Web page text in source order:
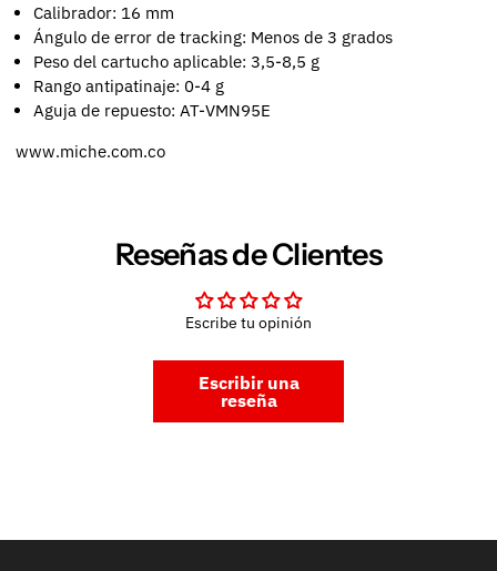
Calibrador: 16 mm
Ángulo de error de tracking: Menos de 3 grados
Peso del cartucho aplicable: 3,5-8,5 g
Rango antipatinaje: 0-4 g
Aguja de repuesto: AT-VMN95E
www.miche.com.co
Reseñas de Clientes
Escribe tu opinión
Escribir una
reseña